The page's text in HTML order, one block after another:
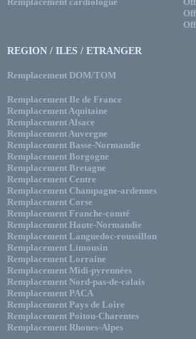
REGION / ILES / ETRANGER
Remplacement DOM/TOM
Remplacement Ile de France
Remplacement Aquitaine
Remplacement Alsace
Remplacement Auvergne
Remplacement Basse-Normandie
Remplacement Borgogne
Remplacement Bretagne
Remplacement Centre
Remplacement Champagne-ardennes
Remplacement Corse
Remplacement Franche-comté
Remplacement Haute-Normandie
Remplacement Languedoc-roussillon
Remplacement Limousin
Remplacement Lorraine
Remplacement Midi-pyrennées
Remplacement Nord-pas-de-calais
Remplacement PACA
Remplacement Pays de Loire
Remplacement Poitou-Charentes
Remplacement Rhones-Alpes